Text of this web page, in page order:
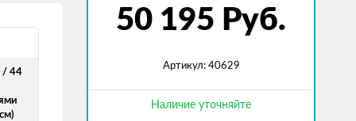
/ 44
50 195 Руб.
Артикул: 40629
Наличие уточняйте